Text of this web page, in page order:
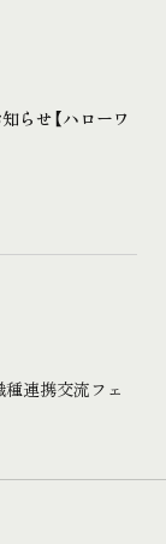
らせ【ハローワ
連携交流フェ